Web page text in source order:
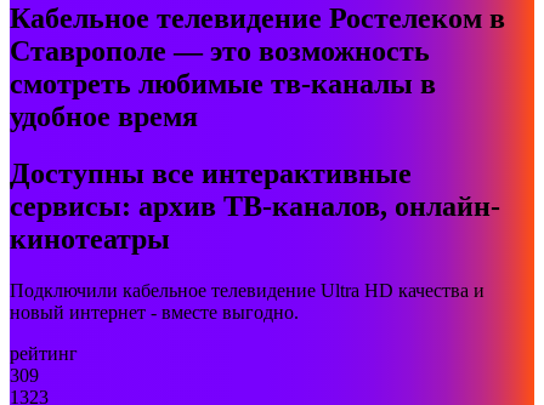
Кабельное телевидение Ростелеком в
Ставрополе — это возможность
смотреть любимые тв-каналы в
удобное время
Доступны все интерактивные
сервисы: архив ТВ-каналов, онлайн-
кинотеатры
Подключили кабельное телевидение Ultra HD качества и
новый интернет - вместе выгодно.
рейтинг
309
1323